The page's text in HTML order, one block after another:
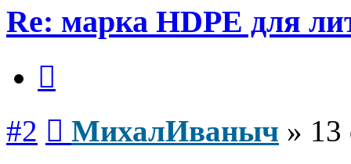
Re: марка HDPE для
#2 МихалИваныч » 13